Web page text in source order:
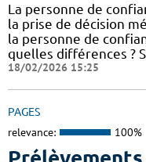
La personne de
la prise de décision
la personne de
quelles différences ?
18/02/2026 15:25
PAGES
relevance: 100%